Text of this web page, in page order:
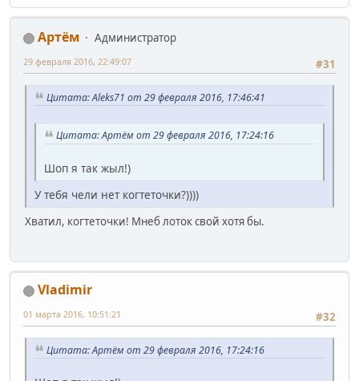
Артём
Администратор
#31
29 февраля 2016, 22:49:07
Цитата: Aleks71 от 29 февраля 2016, 17:46:41
Цитата: Артём от 29 февраля 2016, 17:24:16
Шоп я так жыл!)
У тебя чели нет когтеточки?))))
Хватил, когтеточки! Мнеб лоток свой хотя бы.
Vladimir
#32
01 марта 2016, 10:51:21
Цитата: Артём от 29 февраля 2016, 17:24:16